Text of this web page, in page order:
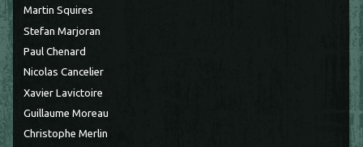
Martin Squires
Stefan Marjoran
Paul Chenard
Nicolas Cancelier
Xavier Lavictoire
Guillaume Moreau
Christophe Merlin